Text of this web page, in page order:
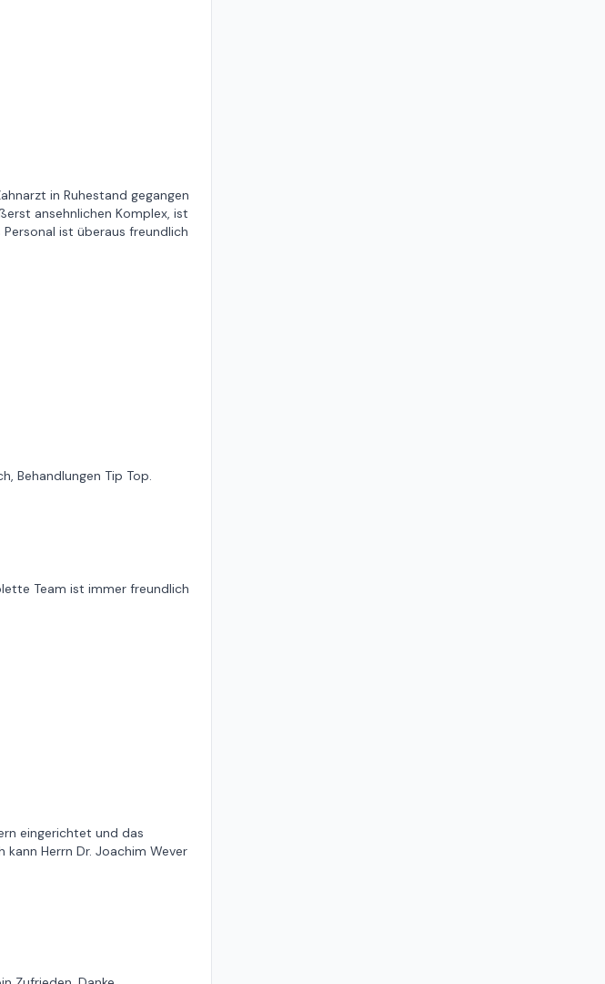
in Ruhestand gegangen
ansehnlichen Komplex, ist
ist überaus freundlich
Behandlungen Tip Top.
Team ist immer freundlich
eingerichtet und das
Herrn Dr. Joachim Wever